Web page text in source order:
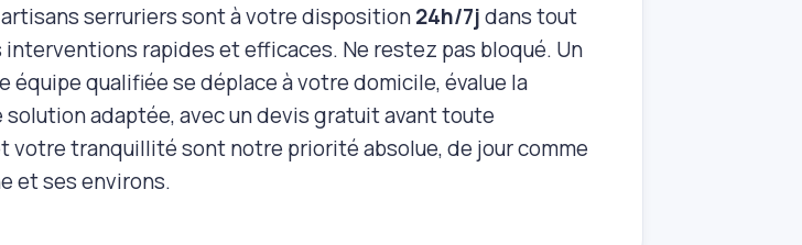
serruriers sont à votre disposition24h/7jdans tout
interventions rapides et efficaces. Ne restez pas bloqué. Un
équipe qualifiée se déplace à votre domicile, évalue la
adaptée, avec un devis gratuit avant toute
votre tranquillité sont notre priorité absolue, de jour comme
et ses environs.